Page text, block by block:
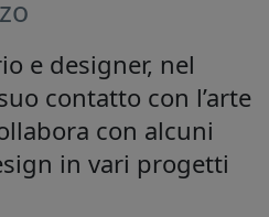
e designer, nel
contatto con l’arte
con alcuni
in vari progetti